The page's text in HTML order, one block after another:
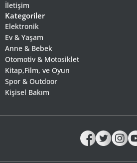
İletişim
Kategoriler
Elektronik
Ev & Yaşam
Anne & Bebek
Otomotiv & Motosiklet
Kitap,Film, ve Oyun
Spor & Outdoor
Kişisel Bakım